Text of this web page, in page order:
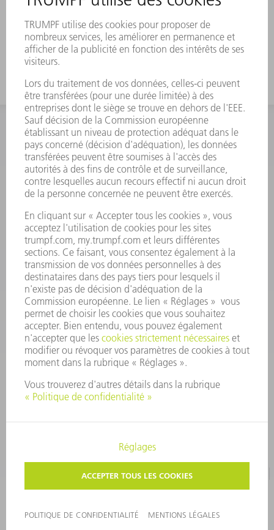
INFORMATION
Foire aux questions
Termes et conditions
CONTACT
Outillages
01 48 17 37 73
Lun - Jeu 08:00h - 16:30h
Ven 08:00h - 12:30h
outillages@fr.TRUMPF.com
CONTACT
Pièces Détachées
01 48 17 37 57
Lun – Ven 8:30h - 17:30h
pieces.detachees@trumpf.com
MENTIONS LÉGALES
PROTECTION DES DONNÉES PERSONNELLES
COPYRIGHT ET DROIT DES MARQUES
CONDITIONS D'UTILISATION
© 2026 TRUMPF